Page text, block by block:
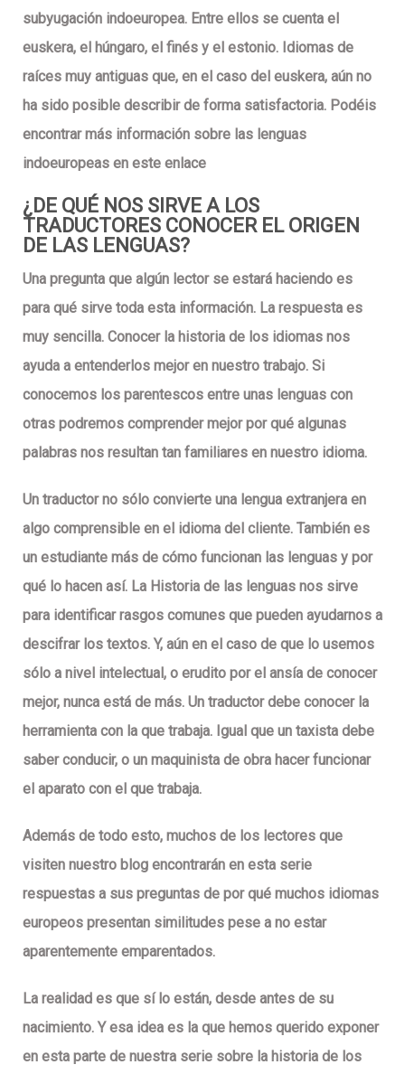
subyugación indoeuropea. Entre ellos se cuenta el
euskera, el húngaro, el finés y el estonio. Idiomas de
raíces muy antiguas que, en el caso del euskera, aún no
ha sido posible describir de forma satisfactoria. Podéis
encontrar más información sobre las lenguas
indoeuropeas en este enlace
¿DE QUÉ NOS SIRVE A LOS
TRADUCTORES CONOCER EL ORIGEN
DE LAS LENGUAS?
Una pregunta que algún lector se estará haciendo es
para qué sirve toda esta información. La respuesta es
muy sencilla. Conocer la historia de los idiomas nos
ayuda a entenderlos mejor en nuestro trabajo. Si
conocemos los parentescos entre unas lenguas con
otras podremos comprender mejor por qué algunas
palabras nos resultan tan familiares en nuestro idioma.
Un traductorno sólo convierte una lengua extranjera en
algo comprensible en el idioma del cliente. También es
un estudiante más de cómo funcionan las lenguas y por
qué lo hacen así. La Historia de las lenguas nos sirve
para identificar rasgos comunes que pueden ayudarnos a
descifrar los textos. Y, aún en el caso de que lo usemos
sólo a nivel intelectual, o erudito por el ansía de conocer
mejor, nunca está de más. Un traductordebe conocer la
herramienta con la que trabaja. Igual que un taxista debe
saber conducir, o un maquinista de obra hacer funcionar
el aparato con el que trabaja.
Además de todo esto, muchos de los lectores que
visiten nuestro blog encontrarán en esta serie
respuestas a sus preguntas de por qué muchos idiomas
europeos presentan similitudes pese a no estar
aparentemente emparentados.
La realidad es que sí lo están, desde antes de su
nacimiento. Y esa idea es la que hemos querido exponer
en esta parte de nuestra serie sobre la historia de los